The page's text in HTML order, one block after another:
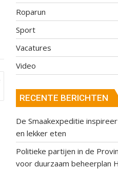
Roparun
Sport
Vacatures
Video
RECENTE BERICHTEN
De Smaakexpeditie
en lekker eten
Politieke partijen in de
voor duurzaam beheerplan